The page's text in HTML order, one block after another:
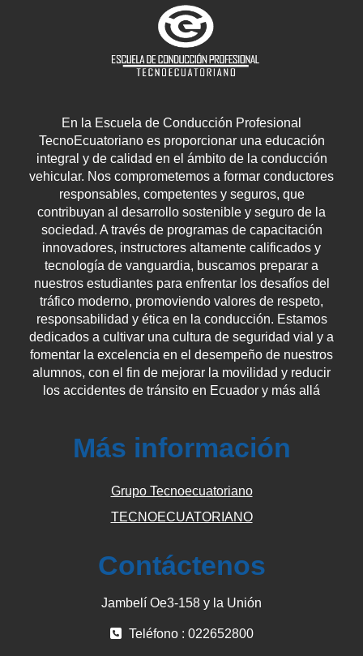
En la Escuela de Conducción Profesional
TecnoEcuatoriano es proporcionar una educación
integral y de calidad en el ámbito de la conducción
vehicular. Nos comprometemos a formar conductores
responsables, competentes y seguros, que
contribuyan al desarrollo sostenible y seguro de la
sociedad. A través de programas de capacitación
innovadores, instructores altamente calificados y
tecnología de vanguardia, buscamos preparar a
nuestros estudiantes para enfrentar los desafíos del
tráfico moderno, promoviendo valores de respeto,
responsabilidad y ética en la conducción. Estamos
dedicados a cultivar una cultura de seguridad vial y a
fomentar la excelencia en el desempeño de nuestros
alumnos, con el fin de mejorar la movilidad y reducir
los accidentes de tránsito en Ecuador y más allá
Más información
Grupo Tecnoecuatoriano
TECNOECUATORIANO
Contáctenos
Jambelí Oe3-158 y la Unión
Teléfono : 022652800